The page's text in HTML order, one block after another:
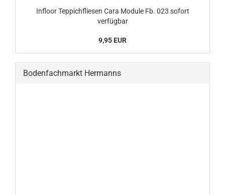
Infloor Teppichfliesen Cara Module Fb. 023 sofort
verfügbar
9,95 EUR
Bodenfachmarkt Hermanns